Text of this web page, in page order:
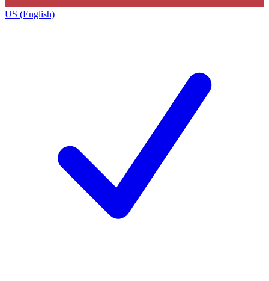
US (English)